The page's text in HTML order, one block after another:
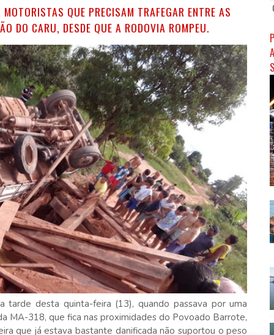
QUE PRECISAM TRAFEGAR ENTRE AS
DO CARU, DESDE QUE A RODOVIA ROMPEU.
tarde desta quinta-feira (13), quando passava por uma
MA-318, que fica nas proximidades do Povoado Barrote,
que já estava bastante danificada não suportou o peso